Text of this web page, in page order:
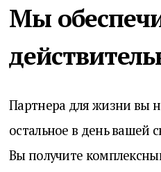
Мы
Партнера для жизни вы
остальное в день вашей
Вы получите